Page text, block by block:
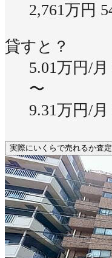
2,761万円
貸すと？
5.01万円/月
〜
9.31万円/月
実際にいくらで売れるか査